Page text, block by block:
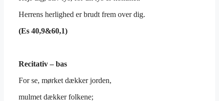
Herrens herlighed er brudt frem over dig.
(Es 40,9&60,1)
Recitativ – bas
For se, mørket dækker jorden,
mulmet dækker folkene;